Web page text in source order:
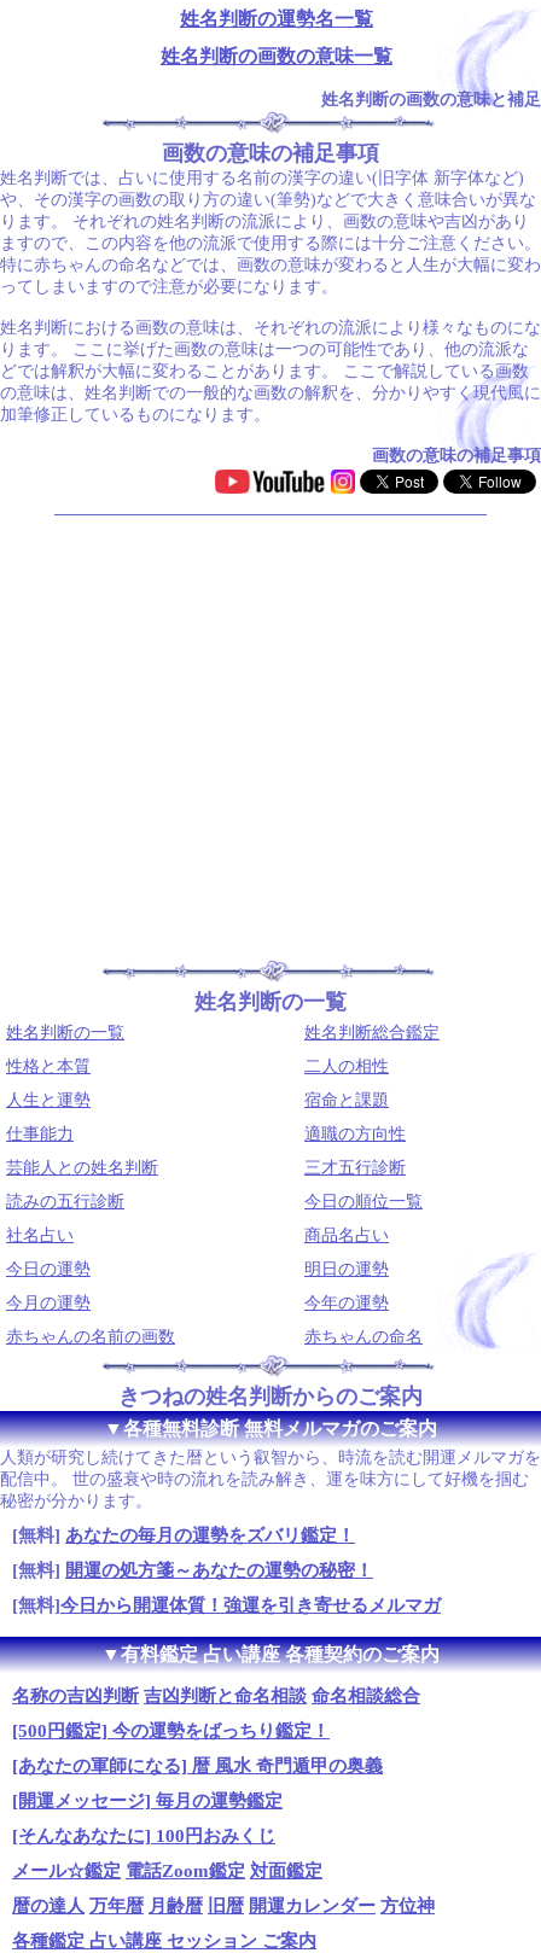
姓名判断の運勢名一覧
姓名判断の画数の意味一覧
姓名判断の画数の意味と補足
画数の意味の補足事項
姓名判断では、占いに使用する名前の漢字の違い(旧字体 新字体など)
や、その漢字の画数の取り方の違い(筆勢)などで大きく意味合いが異な
ります。 それぞれの姓名判断の流派により、画数の意味や吉凶があり
ますので、この内容を他の流派で使用する際には十分ご注意ください。
特に赤ちゃんの命名などでは、画数の意味が変わると人生が大幅に変わ
ってしまいますので注意が必要になります。
姓名判断における画数の意味は、それぞれの流派により様々なものにな
ります。 ここに挙げた画数の意味は一つの可能性であり、他の流派な
どでは解釈が大幅に変わることがあります。 ここで解説している画数
の意味は、姓名判断での一般的な画数の解釈を、分かりやすく現代風に
加筆修正しているものになります。
画数の意味の補足事項
姓名判断の一覧
姓名判断の一覧
姓名判断総合鑑定
性格と本質
二人の相性
人生と運勢
宿命と課題
仕事能力
適職の方向性
芸能人との姓名判断
三才五行診断
読みの五行診断
今日の順位一覧
社名占い
商品名占い
今日の運勢
明日の運勢
今月の運勢
今年の運勢
赤ちゃんの名前の画数
赤ちゃんの命名
きつねの姓名判断からのご案内
▼各種無料診断 無料メルマガのご案内
人類が研究し続けてきた暦という叡智から、時流を読む開運メルマガを
配信中。 世の盛衰や時の流れを読み解き、運を味方にして好機を掴む
秘密が分かります。
[無料] あなたの毎月の運勢をズバリ鑑定！
[無料] 開運の処方箋～あなたの運勢の秘密！
[無料]今日から開運体質！強運を引き寄せるメルマガ
▼有料鑑定 占い講座 各種契約のご案内
名称の吉凶判断 吉凶判断と命名相談 命名相談総合
[500円鑑定] 今の運勢をばっちり鑑定！
[あなたの軍師になる] 暦 風水 奇門遁甲の奥義
[開運メッセージ] 毎月の運勢鑑定
[そんなあなたに] 100円おみくじ
メール☆鑑定 電話Zoom鑑定 対面鑑定
暦の達人 万年暦 月齢暦 旧暦 開運カレンダー 方位神
各種鑑定 占い講座 セッション ご案内